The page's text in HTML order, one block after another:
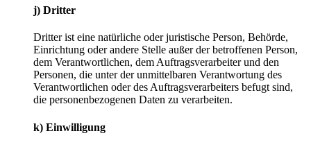
j) Dritter
Dritter ist eine natürliche oder juristische Person, Behörde,
Einrichtung oder andere Stelle außer der betroffenen Person,
dem Verantwortlichen, dem Auftragsverarbeiter und den
Personen, die unter der unmittelbaren Verantwortung des
Verantwortlichen oder des Auftragsverarbeiters befugt sind,
die personenbezogenen Daten zu verarbeiten.
k) Einwilligung